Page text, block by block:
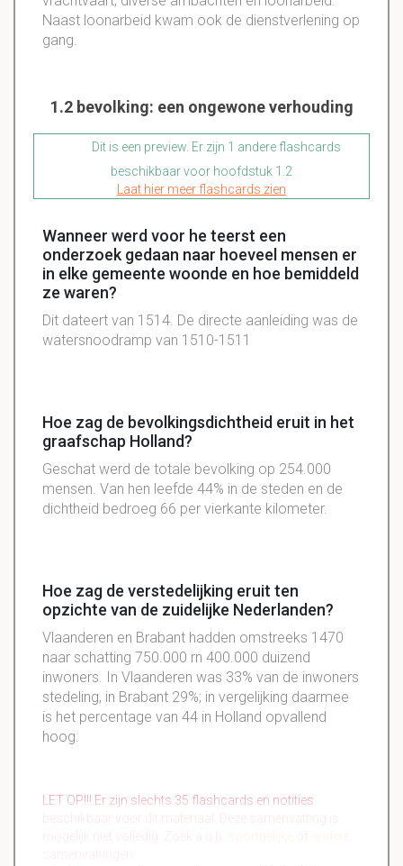
Naast loonarbeid kwam ook de dienstverlening op
gang.
1.2 bevolking: een ongewone verhouding
Dit is een preview. Er zijn 1 andere flashcards
beschikbaar voor hoofdstuk 1.2
Laat hier meer flashcards zien
Wanneer werd voor he teerst een
onderzoek gedaan naar hoeveel mensen er
in elke gemeente woonde en hoe bemiddeld
ze waren?
Dit dateert van 1514. De directe aanleiding was de
watersnoodramp van 1510-1511
Hoe zag de bevolkingsdichtheid eruit in het
graafschap Holland?
Geschat werd de totale bevolking op 254.000
mensen. Van hen leefde 44% in de steden en de
dichtheid bedroeg 66 per vierkante kilometer.
Hoe zag de verstedelijking eruit ten
opzichte van de zuidelijke Nederlanden?
Vlaanderen en Brabant hadden omstreeks 1470
naar schatting 750.000 rn 400.000 duizend
inwoners. In Vlaanderen was 33% van de inwoners
stedeling, in Brabant 29%; in vergelijking daarmee
is het percentage van 44 in Holland opvallend
hoog.
LET OP!!! Er zijn slechts 35 flashcards en notities
beschikbaar voor dit materiaal. Deze samenvatting is